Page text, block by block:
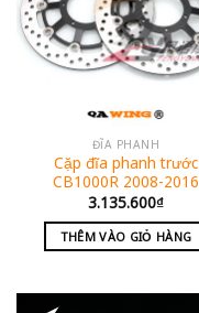
ĐĨA PHANH
Cặp đĩa phanh trước
CB1000R 2008-2016
3.135.600₫
THÊM VÀO GIỎ HÀNG